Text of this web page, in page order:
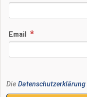
Email
Die Datenschutzerklärung